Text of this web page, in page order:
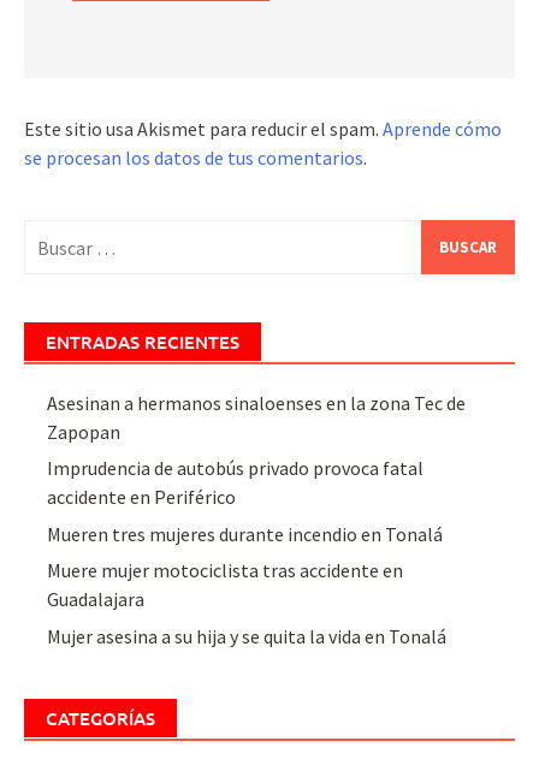
Este sitio usa Akismet para reducir el spam. Aprende cómo
se procesan los datos de tus comentarios.
ENTRADAS RECIENTES
Asesinan a hermanos sinaloenses en la zona Tec de
Zapopan
Imprudencia de autobús privado provoca fatal
accidente en Periférico
Mueren tres mujeres durante incendio en Tonalá
Muere mujer motociclista tras accidente en
Guadalajara
Mujer asesina a su hija y se quita la vida en Tonalá
CATEGORÍAS